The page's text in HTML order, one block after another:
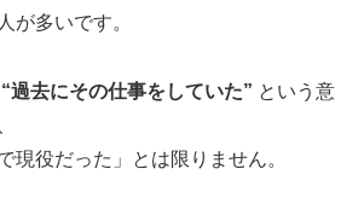
が多いです。
“過去にその仕事をしていた” という意
現役だった」とは限りません。